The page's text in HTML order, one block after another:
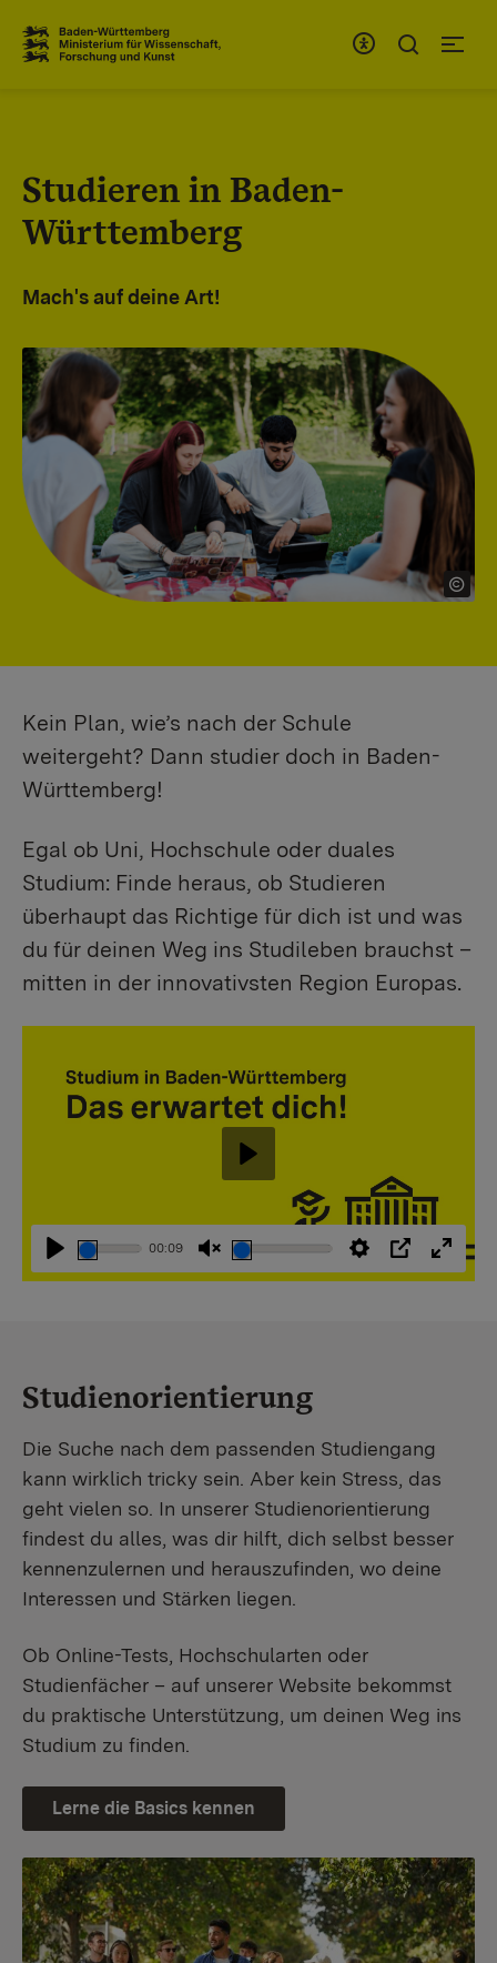
Studieren in Baden-
Württemberg
Mach's auf deine Art!
Kein Plan, wie’s nach der Schule
weitergeht? Dann studier doch in Baden-
Württemberg!
Egal ob Uni, Hochschule oder duales
Studium: Finde heraus, ob Studieren
überhaupt das Richtige für dich ist und was
du für deinen Weg ins Studileben brauchst –
mitten in der innovativsten Region Europas.
Abspielen
00:09
StummschaltungEinstellungen
PIP
Abspielen
Studienorientierung
Die Suche nach dem passenden Studiengang
kann wirklich tricky sein. Aber kein Stress, das
geht vielen so. In unserer Studienorientierung
findest du alles, was dir hilft, dich selbst besser
kennenzulernen und herauszufinden, wo deine
Interessen und Stärken liegen.
Ob Online-Tests, Hochschularten oder
Studienfächer – auf unserer Website bekommst
du praktische Unterstützung, um deinen Weg ins
Studium zu finden.
Lerne die Basics kennen